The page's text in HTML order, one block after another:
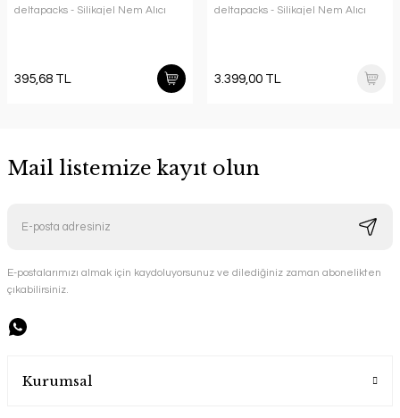
deltapacks - Silikajel Nem Alıcı
395,68 TL
deltapacks - Silikajel Nem Alıcı
3.399,00 TL
Mail listemize kayıt olun
E-postalarımızı almak için kaydoluyorsunuz ve dilediğiniz zaman abonelikten
çıkabilirsiniz.
Kurumsal